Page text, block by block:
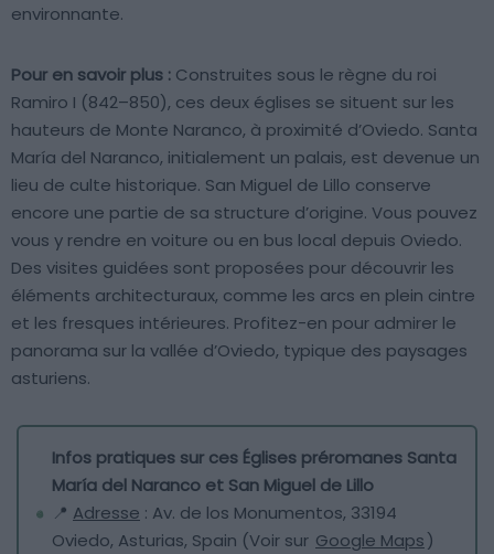
environnante.
Pour en savoir plus : Construites sous le règne du roi
Ramiro I (842–850), ces deux églises se situent sur les
hauteurs de Monte Naranco, à proximité d’Oviedo. Santa
María del Naranco, initialement un palais, est devenue un
lieu de culte historique. San Miguel de Lillo conserve
encore une partie de sa structure d’origine. Vous pouvez
vous y rendre en voiture ou en bus local depuis Oviedo.
Des visites guidées sont proposées pour découvrir les
éléments architecturaux, comme les arcs en plein cintre
et les fresques intérieures. Profitez-en pour admirer le
panorama sur la vallée d’Oviedo, typique des paysages
asturiens.
Infos pratiques sur ces Églises préromanes Santa
María del Naranco et San Miguel de Lillo
📍 Adresse : Av. de los Monumentos, 33194
Oviedo, Asturias, Spain (Voir sur Google Maps)